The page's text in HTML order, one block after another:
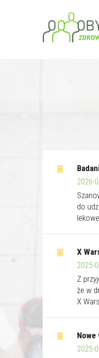
2026-
do
X
2025-
Z
że w
X
Nowe
2025-